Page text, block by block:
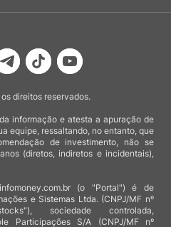
direitos reservados.
informação e atesta a apuração de
equipe, ressaltando, no entanto, que
de investimento, não se
(diretos, indiretos e incidentais),
(o "Portal") é de
e Sistemas Ltda. (CNPJ/MF nº
sociedade controlada,
Participações S/A (CNPJ/MF nº